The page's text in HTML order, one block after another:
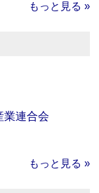
もっと見る »
連合会
もっと見る »